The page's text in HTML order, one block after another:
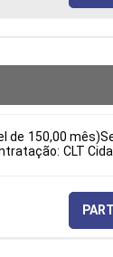
150,00
CLT